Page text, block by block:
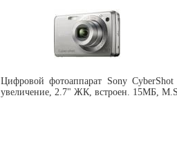
Цифровой фотоаппарат Sony
увеличение, 2.7" ЖК, встроен. 15МБ,